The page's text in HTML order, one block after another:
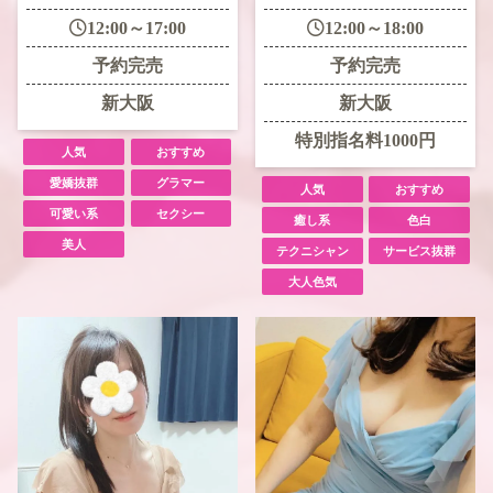
12:00～17:00
予約完売
新大阪
人気 おすすめ
愛嬌抜群 グラマー
可愛い系 セクシー
美人
12:00～18:00
予約完売
新大阪
特別指名料1000円
人気 おすすめ
癒し系 色白
テクニシャン サービス抜群
大人色気